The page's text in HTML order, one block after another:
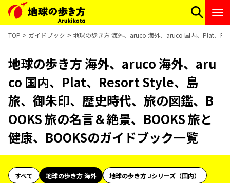
TOP ガイドブック 地球の歩き方 海外、aruco 海外、aruco 国内、Plat、
地球の歩き方 海外、aruco 海外、aru
co 国内、Plat、Resort Style、島
旅、御朱印、歴史時代、旅の図鑑、B
OOKS 旅の名言＆絶景、BOOKS 旅と
健康、BOOKSのガイドブック一覧
すべて 地球の歩き方 海外
地球の歩き方 Jシリーズ（国内）